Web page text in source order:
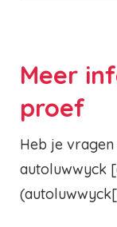
Meer
proef
Heb je
autoluwwyck